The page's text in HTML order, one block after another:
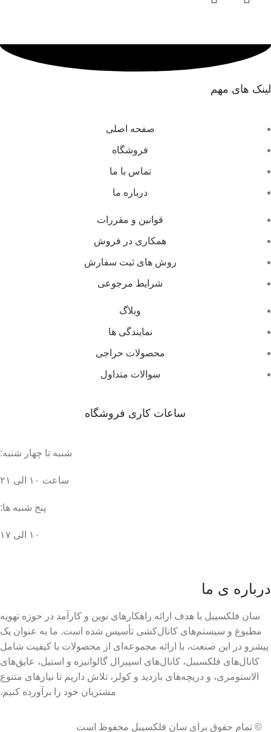
لینک های مهم
صفحه اصلی
فروشگاه
تماس با ما
درباره ما
قوانین و مقررات
همکاری در فروش
روش های ثبت سفارش
شرایط مرجوعی
وبلاگ
نمایندگی ها
محصولات حراجی
سوالات متداول
ساعات کاری فروشگاه
شنبه تا چهار شنبه:
ساعت ۱۰ الی ۲۱
پنج شنبه ها:
۱۰ الی ۱۷
درباره ی ما
سان فلکسیبل با هدف ارائه راهکارهای نوین و کارآمد در حوزه تهویه
مطبوع و سیستم‌های کانال‌کشی تأسیس شده است. ما به عنوان یک
پیشرو در این صنعت، با ارائه مجموعه‌ای از محصولات با کیفیت شامل
کانال‌های فلکسیبل، کانال‌های اسپیرال گالوانیزه و استیل، عایق‌های
الاستومری، و دریچه‌های بازدید و کولر، تلاش داریم تا نیازهای متنوع
مشتریان خود را برآورده کنیم.
© تمام حقوق برای سان فلکسیبل محفوظ است